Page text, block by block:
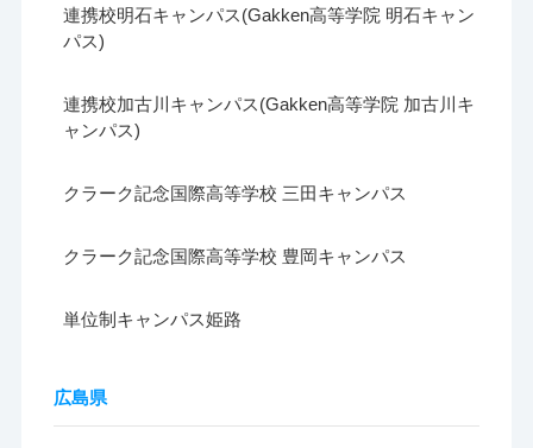
連携校明石キャンパス(Gakken高等学院 明石キャン
パス)
連携校加古川キャンパス(Gakken高等学院 加古川キ
ャンパス)
クラーク記念国際高等学校 三田キャンパス
クラーク記念国際高等学校 豊岡キャンパス
単位制キャンパス姫路
広島県